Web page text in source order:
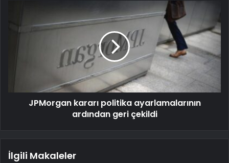
JPMorgan kararı politika ayarlamalarının
ardından geri çekildi
İlgili Makaleler